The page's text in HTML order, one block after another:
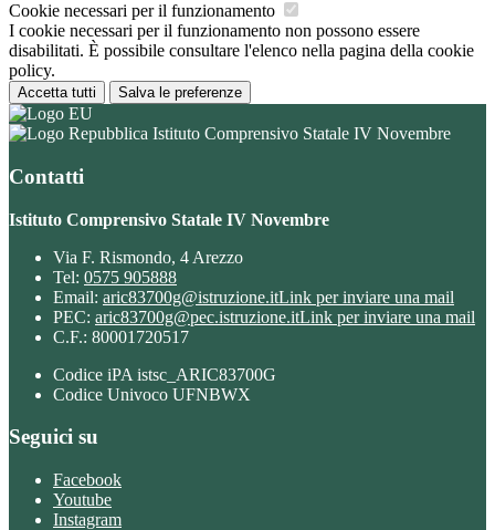
Cookie necessari per il funzionamento
I cookie necessari per il funzionamento non possono essere
disabilitati. È possibile consultare l'elenco nella pagina della cookie
policy.
Accetta tutti Salva le preferenze
Istituto Comprensivo Statale IV Novembre
Contatti
Istituto Comprensivo Statale IV Novembre
Via F. Rismondo, 4 Arezzo
Tel: 0575 905888
Email: aric83700g@istruzione.itLink per inviare una mail
PEC: aric83700g@pec.istruzione.itLink per inviare una mail
C.F.: 80001720517
Codice iPA istsc_ARIC83700G
Codice Univoco UFNBWX
Seguici su
Facebook
Youtube
Instagram